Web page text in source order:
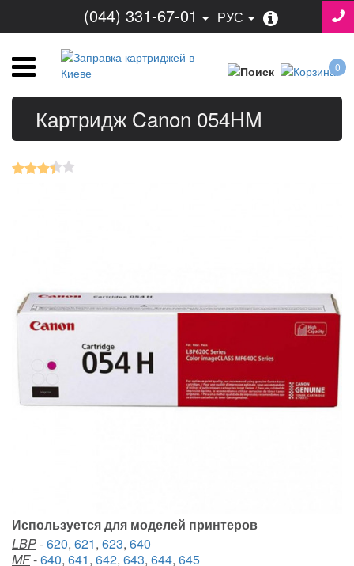
(044) 331-67-01 РУС
0
Картридж Canon 054HM
Используется для моделей принтеров
LBP-620, 621, 623, 640
MF-640, 641, 642, 643, 644, 645